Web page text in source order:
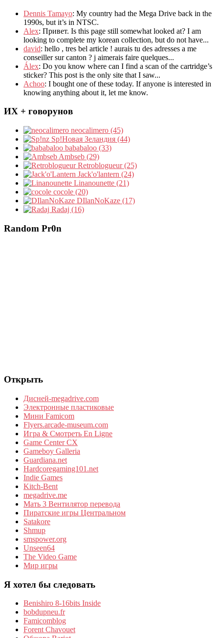
Dennis Tamayo: My country had the Mega Drive back in the
1990s, but it’s in NTSC.
Alex: Привет. Is this page still somewhat looked at? I am
looking to complete my korean collection, but do not have...
david: hello , tres bel article ! aurais tu des adresses a me
conseiller sur canton ? j aimerais faire quelques...
Álex: Do you know where can I find a scan of the cartridge’s
sticker? This post is the only site that I saw...
Achoo: I bought one of these today. If anyone is interested in
knowing anything about it, let me know.
ИХ + говорунов
neocalimero (45)
Sp!Новая Зеландия (44)
bababaloo (33)
Ambseb (29)
Retroblogueur (25)
Jack'o'lantern (24)
Linanounette (21)
cocole (20)
DIlanNoKaze (17)
Radaj (16)
Random Pr0n
Открыть
Дисней-megadrive.com
Электронные пластиковые
Мини Famicom
Flyers.arcade-museum.com
Игра & Смотреть En Ligne
Game Center CX
Gameboy Galleria
Guardiana.net
Hardcoregaming101.net
Indie Games
Kitch-Bent
megadrive.me
Мать 3 Вентилятор перевода
Пиратские игры Центральном
Satakore
Shmup
smspower.org
Unseen64
The Video Game
Мир игры
Я хотел бы следовать
Benishiro 8-16bits Inside
bobdupneu.fr
Famicomblog
Forent Chavouet